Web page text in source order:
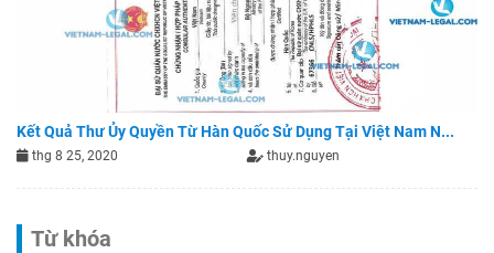
Kết Quả Thư Ủy Quyền Từ Hàn Quốc Sử Dụng Tại Việt Nam N...
thg 8 25, 2020 thuy.nguyen
Từ khóa